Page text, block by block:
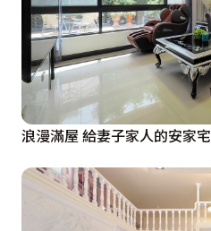
浪漫滿屋 給妻子家人的安家宅